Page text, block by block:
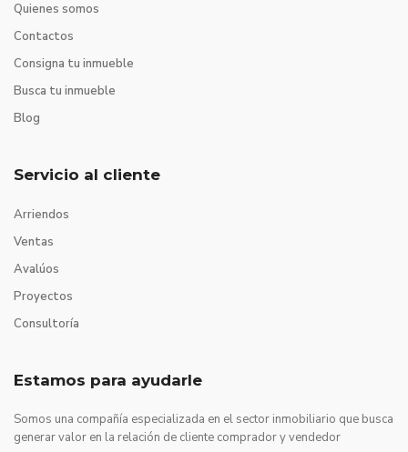
Quienes somos
Contactos
Consigna tu inmueble
Busca tu inmueble
Blog
Servicio al cliente
Arriendos
Ventas
Avalúos
Proyectos
Consultoría
Estamos para ayudarle
Somos una compañía especializada en el sector inmobiliario que busca
generar valor en la relación de cliente comprador y vendedor